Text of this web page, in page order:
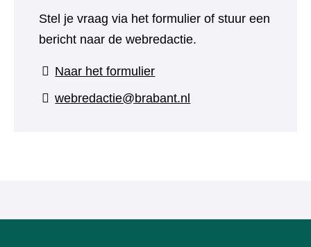
Stel je vraag via het formulier of stuur een
bericht naar de webredactie.
Naar het formulier(verwijst
naar
webredactie@brabant.nl